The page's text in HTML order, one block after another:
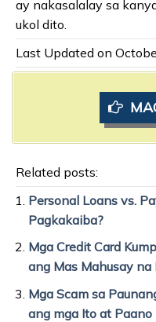
ay nakasalalay sa
ukol dito.
Last Updated on
Related posts:
Personal Loans vs.
Pagkakaiba?
Mga Credit Card
ang Mas Mahusay
Mga Scam sa
ang mga Ito at